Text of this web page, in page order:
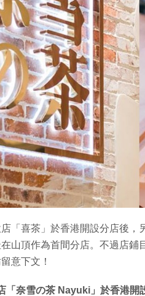
「喜茶」於香港開設分店後
山頂作為首間分店。不過店
意下文！
「奈雪の茶 Nayuki」於香港開